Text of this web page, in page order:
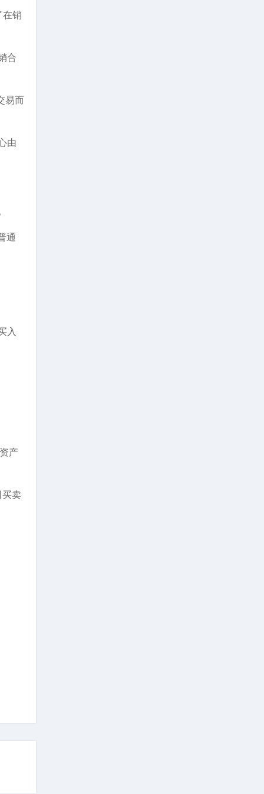
在销
合
易而
由
通
入
产
买卖